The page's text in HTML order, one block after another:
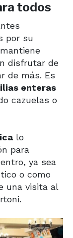
todos
por su
disfrutar de
de más. Es
enteras
cazuelas o
lo
para
ya sea
o como
una visita al